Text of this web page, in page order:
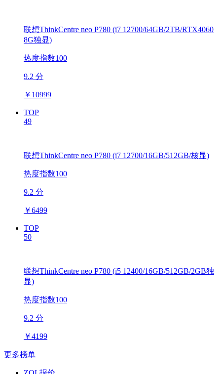
联想ThinkCentre neo P780 (i7 12700/64GB/2TB/RTX4060
8G独显)
热度指数100
9.2 分
￥ 10999
TOP
49
联想ThinkCentre neo P780 (i7 12700/16GB/512GB/核显)
热度指数100
9.2 分
￥6499
TOP
50
联想ThinkCentre neo P780 (i5 12400/16GB/512GB/2GB独
显)
热度指数100
9.2 分
￥4199
更多榜单